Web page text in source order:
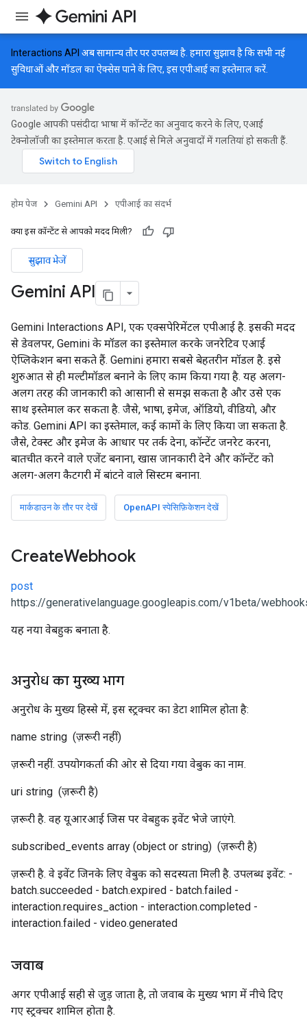
Interactions API अब सामान्य तौर पर उपलब्ध है. हमारा सुझाव है कि सभी नई
सुविधाओं और मॉडल का ऐक्सेस पाने के लिए, इस एपीआई का इस्तेमाल करें.
Google आपकी पसंदीदा भाषा में कॉन्टेंट का अनुवाद करने के लिए, एआई
टेक्नोलॉजी का इस्तेमाल करता है. एआई से मिले अनुवादों में गलतियां हो सकती हैं.
होम पेज Gemini API एपीआई का संदर्भ
क्या इस कॉन्टेंट से आपको मदद मिली?
सुझाव भेजें
Gemini API
Gemini Interactions API, एक एक्सपेरिमेंटल एपीआई है. इसकी मदद
से डेवलपर, Gemini के मॉडल का इस्तेमाल करके जनरेटिव एआई
ऐप्लिकेशन बना सकते हैं. Gemini हमारा सबसे बेहतरीन मॉडल है. इसे
शुरुआत से ही मल्टीमॉडल बनाने के लिए काम किया गया है. यह अलग-
अलग तरह की जानकारी को आसानी से समझ सकता है और उसे एक
साथ इस्तेमाल कर सकता है. जैसे, भाषा, इमेज, ऑडियो, वीडियो, और
कोड. Gemini API का इस्तेमाल, कई कामों के लिए किया जा सकता है.
जैसे, टेक्स्ट और इमेज के आधार पर तर्क देना, कॉन्टेंट जनरेट करना,
बातचीत करने वाले एजेंट बनाना, खास जानकारी देने और कॉन्टेंट को
अलग-अलग कैटगरी में बांटने वाले सिस्टम बनाना.
मार्कडाउन के तौर पर देखें OpenAPI स्पेसिफ़िकेशन देखें
CreateWebhook
post
https://generativelanguage.googleapis.com/v1beta/
यह नया वेबहुक बनाता है.
अनुरोध का मुख्य भाग
अनुरोध के मुख्य हिस्से में, इस स्ट्रक्चर का डेटा शामिल होता है:
name string (ज़रूरी नहीं)
ज़रूरी नहीं. उपयोगकर्ता की ओर से दिया गया वेबुक का नाम.
uri string (ज़रूरी है)
ज़रूरी है. वह यूआरआई जिस पर वेबहुक इवेंट भेजे जाएंगे.
subscribed_events array (object or string) (ज़रूरी है)
ज़रूरी है. वे इवेंट जिनके लिए वेबुक को सदस्यता मिली है. उपलब्ध इवेंट: -
batch.succeeded - batch.expired - batch.failed -
interaction.requires_action - interaction.completed -
interaction.failed - video.generated
जवाब
अगर एपीआई सही से जुड़ जाता है, ताे जवाब के मुख्य भाग में नीचे दिए
गए स्ट्रक्चर शामिल होता है.